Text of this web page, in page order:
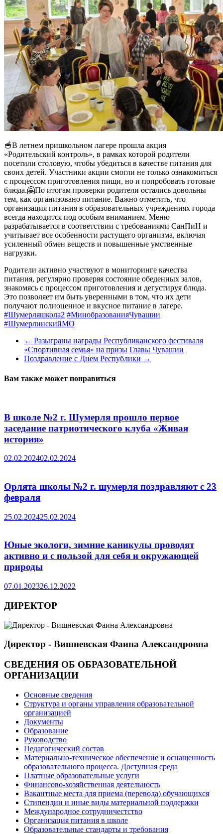
🥣В летнем пришкольном лагере прошла акция
«Родительский контроль», в рамках которой родители
посетили столовую, чтобы убедиться в качестве питания для
своих детей. Участники акции смогли не только ознакомиться
с процессом приготовления пищи, но и попробовать готовые
блюда.🤗По итогам проверки родители остались довольны
тем, как организовано питание. Важно отметить, что
организация питания в образовательных учреждениях города
всегда находится под особым вниманием. Меню
разрабатывается в соответствии с требованиями СанПиН и
учитывает все особенности растущего организма, включая
усиленный обмен веществ и повышенные умственные
нагрузки.
Родители активно участвуют в мониторинге качества
питания, регулярно проверяя состояние обеденных залов,
знакомясь с процессом приготовления и дегустируя блюда.
Это позволяет им быть уверенными в том, что их дети
получают полноценное и вкусное питание в лагере.
#Шумерляшкола2 #МинобразованияЧувашии
#ШумерлинскийМО
← Разыграны награды Республиканского фестиваля
«Спортивная семья» на призы Главы Чувашии
Поздравление с Днем Республики →
Вам также может понравиться
В школе №2 г. Шумерля прошло первое
заседание патриотического клуба «Живая
история»
02.02.202402.02.2024
Орлята школы №2 г. шумерля поздравляют с 23
февраля
25.02.202425.02.2024
Юные экологи, зимние каникулы проводят
активно и с пользой для себя и окружающей
природы
07.01.202326.12.2022
ДИРЕКТОР
Директор - Вишневская Фаина Александровна
СВЕДЕНИЯ ОБ ОБРАЗОВАТЕЛЬНОЙ
ОРГАНИЗАЦИИ
Основные сведения
Структура и органы управления образовательной
организацией
Документы
Образование
Руководство
Педагогический состав
Материально-техническое обеспечение и оснащенность
образовательного процесса. Доступная среда
Платные образовательные услуги
Финансово-хозяйственная деятельность
Вакантные места для приема (перевода) обучающихся
Стипендии и иные виды материальной поддержки
Международное сотрудничестство
Организация питания в школе
Образовательные стандарты и требования